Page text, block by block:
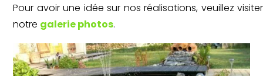
Pour avoir une idée sur nos réalisations, veuillez visiter
notre galerie photos.